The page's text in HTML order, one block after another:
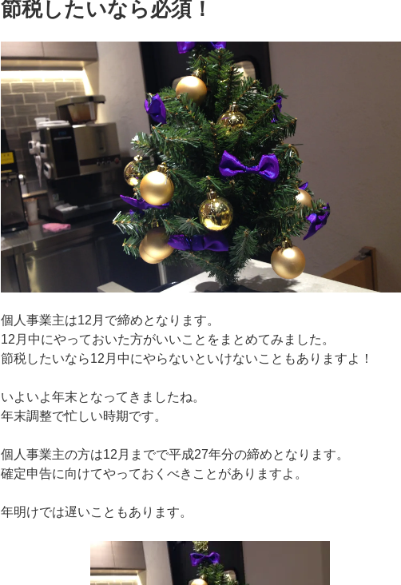
節税したいなら必須！
個人事業主は12月で締めとなります。
12月中にやっておいた方がいいことをまとめてみました。
節税したいなら12月中にやらないといけないこともありますよ！
いよいよ年末となってきましたね。
年末調整で忙しい時期です。
個人事業主の方は12月までで平成27年分の締めとなります。
確定申告に向けてやっておくべきことがありますよ。
年明けでは遅いこともあります。